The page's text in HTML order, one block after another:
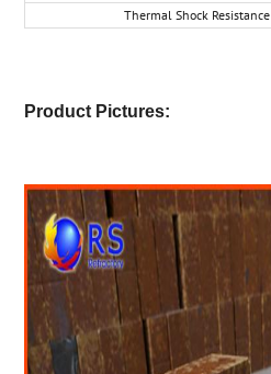
Thermal Shock Resistance
Product Pictures: